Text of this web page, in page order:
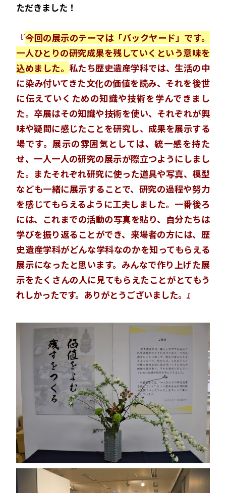
ただきました！
『今回の展示のテーマは「バックヤード」です。
一人ひとりの研究成果を残していくという意味を
込めました。私たち歴史遺産学科では、生活の中
に染み付いてきた文化の価値を読み、それを後世
に伝えていくための知識や技術を学んできまし
た。卒展はその知識や技術を使い、それぞれが興
味や疑問に感じたことを研究し、成果を展示する
場です。展示の雰囲気としては、統一感を持た
せ、一人一人の研究の展示が際立つようにしまし
た。またそれぞれ研究に使った道具や写真、模型
なども一緒に展示することで、研究の過程や努力
を感じてもらえるように工夫しました。一番後ろ
には、これまでの活動の写真を貼り、自分たちは
学びを振り返ることができ、来場者の方には、歴
史遺産学科がどんな学科なのかを知ってもらえる
展示になったと思います。みんなで作り上げた展
示をたくさんの人に見てもらえたことがとてもう
れしかったです。ありがとうございました。』